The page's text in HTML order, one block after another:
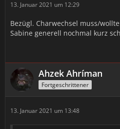
13. Januar 2021 um 12:29
Bezügl. Charwechsel muss/
Sabine generell nochmal kurz
Ahzek Ahríman
Fortgeschrittener
13. Januar 2021 um 13:48